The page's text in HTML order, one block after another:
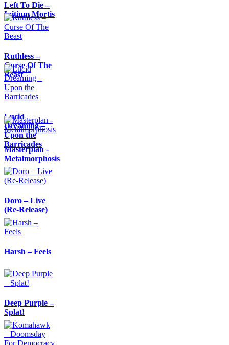
Left To Die –
Initium Mortis
Ruthless –
Curse Of The
Beast
Lucid
Dreaming –
Upon the
Barricades
Masterplan -
Metalmorphosis
Doro – Live
(Re-Release)
Harsh – Feels
Deep Purple –
Splat!